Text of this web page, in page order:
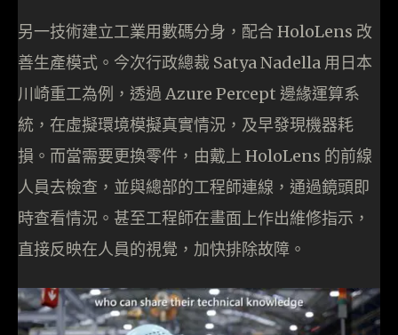
另一技術建立工業用數碼分身，配合 HoloLens 改
善生產模式。今次行政總裁 Satya Nadella 用日本
川崎重工為例，透過 Azure Percept 邊緣運算系
統，在虛擬環境模擬真實情況，及早發現機器耗
損。而當需要更換零件，由戴上 HoloLens 的前線
人員去檢查，並與總部的工程師連線，通過鏡頭即
時查看情況。甚至工程師在畫面上作出維修指示，
直接反映在人員的視覺，加快排除故障。